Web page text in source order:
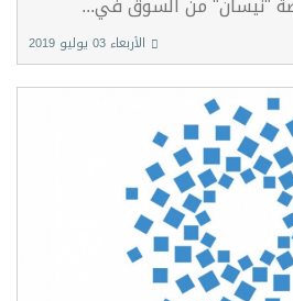
الأربعاء 03 يوليو 2019